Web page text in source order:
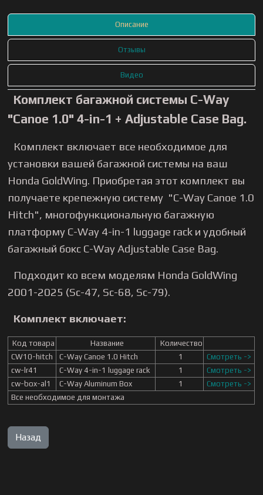
Описание
Отзывы
Видео
Комплект багажной системы C-Way
"Canoe 1.0" 4-in-1 + Adjustable Case Bag.
Комплект включает все необходимое для
установки вашей багажной системы на ваш
Honda GoldWing. Приобретая этот комплект вы
получаете крепежную систему "C-Way Canoe 1.0
Hitch", многофункциональную багажную
платформу C-Way 4-in-1 luggage rack и удобный
багажный бокс C-Way Adjustable Case Bag.
Подходит ко всем моделям Honda GoldWing
2001-2025 (Sc-47, Sc-68, Sc-79).
Комплект включает:
Код товара Название
Количество
CW10-hitch
C-Way Canoe 1.0 Hitch 1
Смотреть ->
cw-lr41
C-Way 4-in-1 luggage rack 1
Смотреть ->
cw-box-al1
C-Way Aluminum Box 1
Смотреть ->
Все необходимое для монтажа